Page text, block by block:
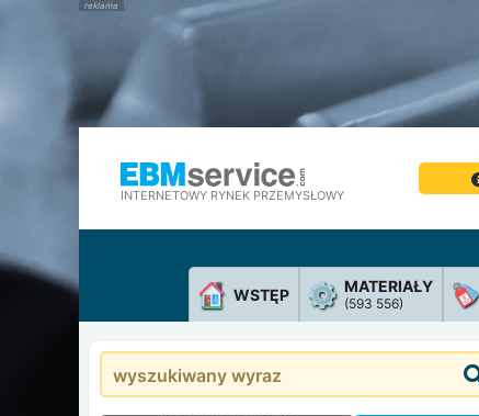
INTERNETOWY RYNEK PRZEMYSŁOWY
WSTĘP MATERIAŁY
(593 556)